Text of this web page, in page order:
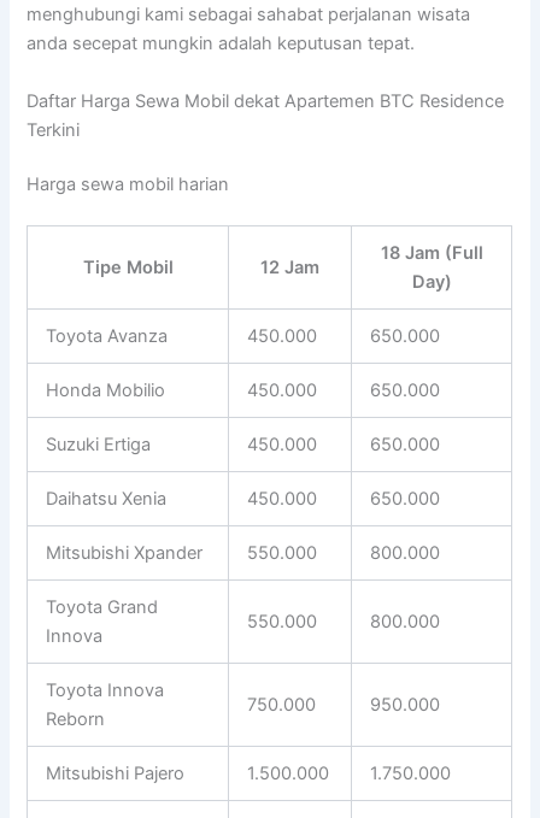
menghubungi kami sebagai sahabat perjalanan wisata
anda secepat mungkin adalah keputusan tepat.
Daftar Harga Sewa Mobil dekat Apartemen BTC Residence
Terkini
Harga sewa mobil harian
Tipe Mobil 12 Jam
18 Jam (Full
Day)
Toyota Avanza 450.000 650.000
Honda Mobilio 450.000 650.000
Suzuki Ertiga 450.000 650.000
Daihatsu Xenia 450.000 650.000
Mitsubishi Xpander 550.000 800.000
Toyota Grand
Innova
550.000 800.000
Toyota Innova
Reborn
750.000 950.000
Mitsubishi Pajero 1.500.000 1.750.000